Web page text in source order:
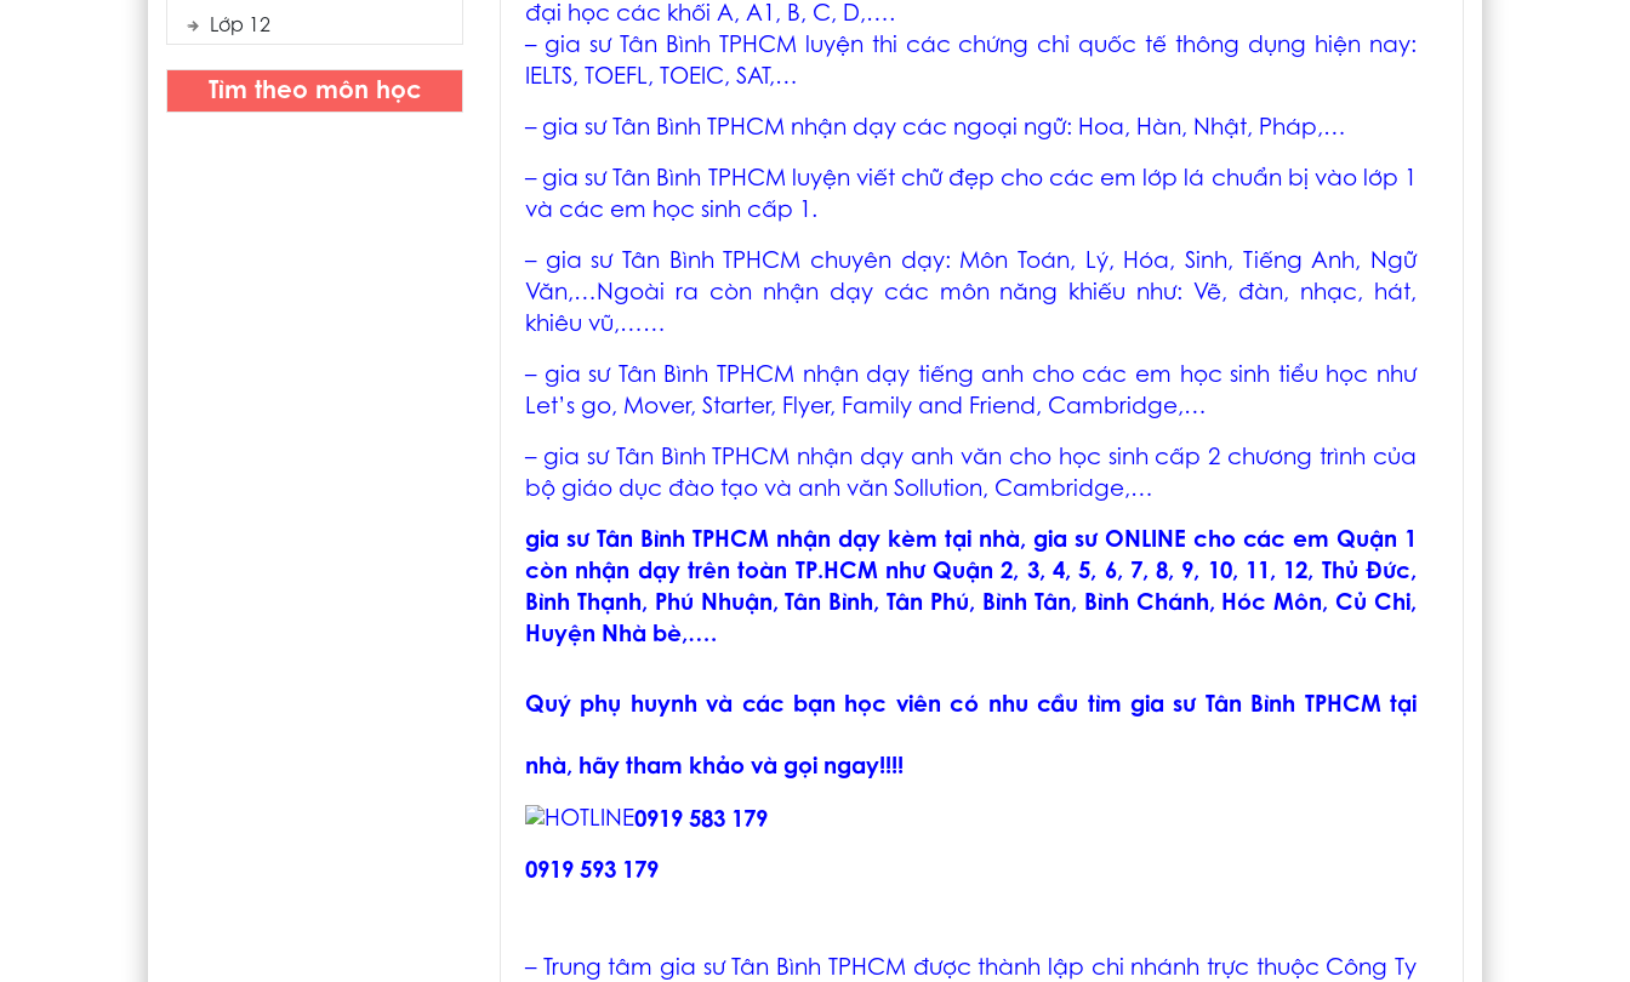
Lớp 12
Tìm theo môn học
đại học các khối A, A1, B, C, D,….
– gia sư Tân Bình TPHCM luyện thi các chứng chỉ quốc tế thông dụng hiện nay:
IELTS, TOEFL, TOEIC, SAT,…
– gia sư Tân Bình TPHCM nhận dạy các ngoại ngữ: Hoa, Hàn, Nhật, Pháp,…
– gia sư Tân Bình TPHCM luyện viết chữ đẹp cho các em lớp lá chuẩn bị vào lớp 1
và các em học sinh cấp 1.
– gia sư Tân Bình TPHCM chuyên dạy: Môn Toán, Lý, Hóa, Sinh, Tiếng Anh, Ngữ
Văn,…Ngoài ra còn nhận dạy các môn năng khiếu như: Vẽ, đàn, nhạc, hát,
khiêu vũ,……
– gia sư Tân Bình TPHCM nhận dạy tiếng anh cho các em học sinh tiểu học như
Let’s go, Mover, Starter, Flyer, Family and Friend, Cambridge,…
– gia sư Tân Bình TPHCM nhận dạy anh văn cho học sinh cấp 2 chương trình của
bộ giáo dục đào tạo và anh văn Sollution, Cambridge,…
gia sư Tân Bình TPHCM nhận dạy kèm tại nhà, gia sư ONLINE cho các em Quận 1
còn nhận dạy trên toàn TP.HCM như Quận 2, 3, 4, 5, 6, 7, 8, 9, 10, 11, 12, Thủ Đức,
Bình Thạnh, Phú Nhuận, Tân Bình, Tân Phú, Bình Tân, Bình Chánh, Hóc Môn, Củ Chi,
Huyện Nhà bè,….
Quý phụ huynh và các bạn học viên có nhu cầu tìm gia sư Tân Bình TPHCMtại
nhà, hãy tham khảo và gọi ngay!!!!
0919 583 179
0919 593 179
– Trung tâm gia sư Tân Bình TPHCM được thành lập chi nhánh trực thuộc Công Ty